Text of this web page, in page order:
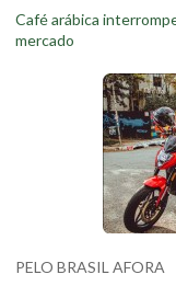
Café arábica
mercado
PELO BRASIL AFORA